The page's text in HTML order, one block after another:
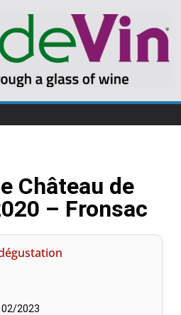
Château de
– Fronsac
02/2023